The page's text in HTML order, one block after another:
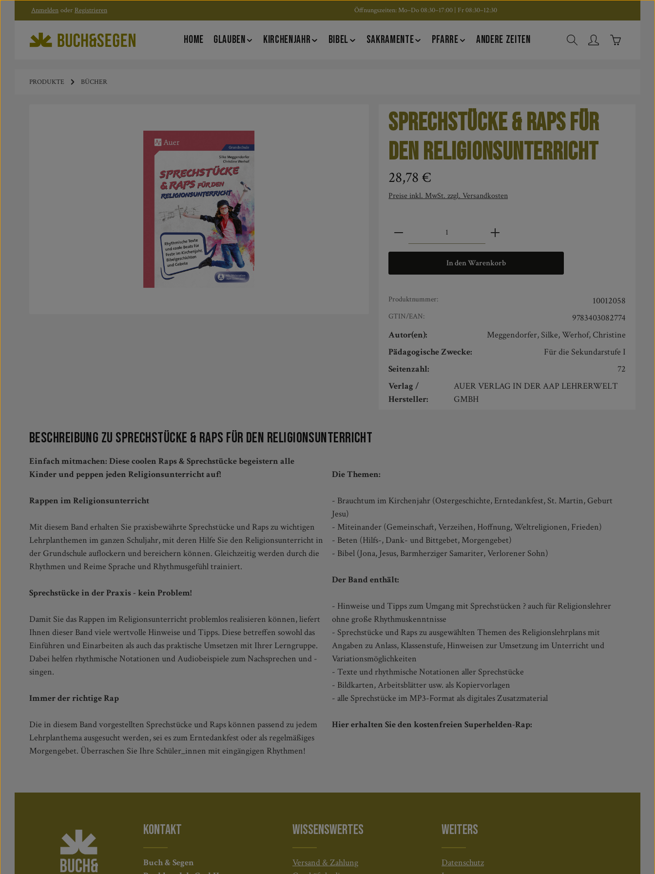
Zum Hauptinhalt springen
Zur Hauptnavigation springen
Anmelden oder Registrieren Öffnungszeiten: Mo–Do 08:30–17:00 | Fr 08:30–12:30
HOME GLAUBEN KIRCHENJAHR BIBEL SAKRAMENTE PFARRE ANDERE ZEITEN Warenkorb
PRODUKTE BÜCHER
Sprechstücke & Raps für
den Religionsunterricht
Regulärer Preis:
28,78 €
Preise inkl. MwSt. zzgl. Versandkosten
Produkt Anzahl: Gib den gewünschten Wert ein oder
In den Warenkorb
Produktnummer: 10012058
GTIN/EAN:
9783403082774
Autor(en):
Meggendorfer, Silke, Werhof, Christine
Pädagogische Zwecke:
Für die Sekundarstufe I
Seitenzahl:
72
Verlag /
Hersteller:
AUER VERLAG IN DER AAP LEHRERWELT
GMBH
Beschreibung zu Sprechstücke & Raps für den Religionsunterricht
Einfach mitmachen: Diese coolen Raps & Sprechstücke begeistern alle
Kinder und peppen jeden Religionsunterricht auf!
Rappen im Religionsunterricht
Mit diesem Band erhalten Sie praxisbewährte Sprechstücke und Raps zu wichtigen
Lehrplanthemen im ganzen Schuljahr, mit deren Hilfe Sie den Religionsunterricht in
der Grundschule auflockern und bereichern können. Gleichzeitig werden durch die
Rhythmen und Reime Sprache und Rhythmusgefühl trainiert.
Sprechstücke in der Praxis - kein Problem!
Damit Sie das Rappen im Religionsunterricht problemlos realisieren können, liefert
Ihnen dieser Band viele wertvolle Hinweise und Tipps. Diese betreffen sowohl das
Einführen und Einarbeiten als auch das praktische Umsetzen mit Ihrer Lerngruppe.
Dabei helfen rhythmische Notationen und Audiobeispiele zum Nachsprechen und -
singen.
Immer der richtige Rap
Die in diesem Band vorgestellten Sprechstücke und Raps können passend zu jedem
Lehrplanthema ausgesucht werden, sei es zum Erntedankfest oder als regelmäßiges
Morgengebet. Überraschen Sie Ihre Schüler_innen mit eingängigen Rhythmen!
Die Themen:
- Brauchtum im Kirchenjahr (Ostergeschichte, Erntedankfest, St. Martin, Geburt
Jesu)
- Miteinander (Gemeinschaft, Verzeihen, Hoffnung, Weltreligionen, Frieden)
- Beten (Hilfs-, Dank- und Bittgebet, Morgengebet)
- Bibel (Jona, Jesus, Barmherziger Samariter, Verlorener Sohn)
Der Band enthält:
- Hinweise und Tipps zum Umgang mit Sprechstücken ? auch für Religionslehrer
ohne große Rhythmuskenntnisse
- Sprechstücke und Raps zu ausgewählten Themen des Religionslehrplans mit
Angaben zu Anlass, Klassenstufe, Hinweisen zur Umsetzung im Unterricht und
Variationsmöglichkeiten
- Texte und rhythmische Notationen aller Sprechstücke
- Bildkarten, Arbeitsblätter usw. als Kopiervorlagen
- alle Sprechstücke im MP3-Format als digitales Zusatzmaterial
Hier erhalten Sie den kostenfreien Superhelden-Rap:
KONTAKT
Buch & Segen
WISSENSWERTES
Versand & Zahlung
WEITERS
Datenschutz